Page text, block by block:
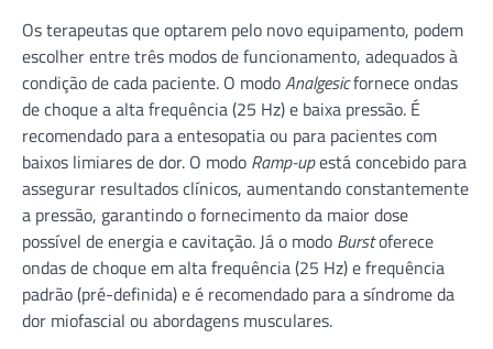
Os terapeutas que optarem pelo novo equipamento, podem
escolher entre três modos de funcionamento, adequados à
condição de cada paciente. O modoAnalgesicfornece ondas
de choque a alta frequência (25 Hz) e baixa pressão. É
recomendado para a entesopatia ou para pacientes com
baixos limiares de dor. O modo Ramp-upestá concebido para
assegurar resultados clínicos, aumentando constantemente
a pressão, garantindo o fornecimento da maior dose
possível de energia e cavitação. Já o modo Burstoferece
ondas de choque em alta frequência (25 Hz) e frequência
padrão (pré-definida) e é recomendado para a síndrome da
dor miofascial ou abordagens musculares.